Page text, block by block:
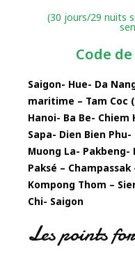
(30 jours/29 nuits
Code
Saigon- Hue- Da
maritime – Tam Coc
Hanoi- Ba Be- Chiem
Sapa- Dien Bien
Muong La- Pakbeng-
Paksé –
Kompong Thom –
Chi- Saigon
Les points